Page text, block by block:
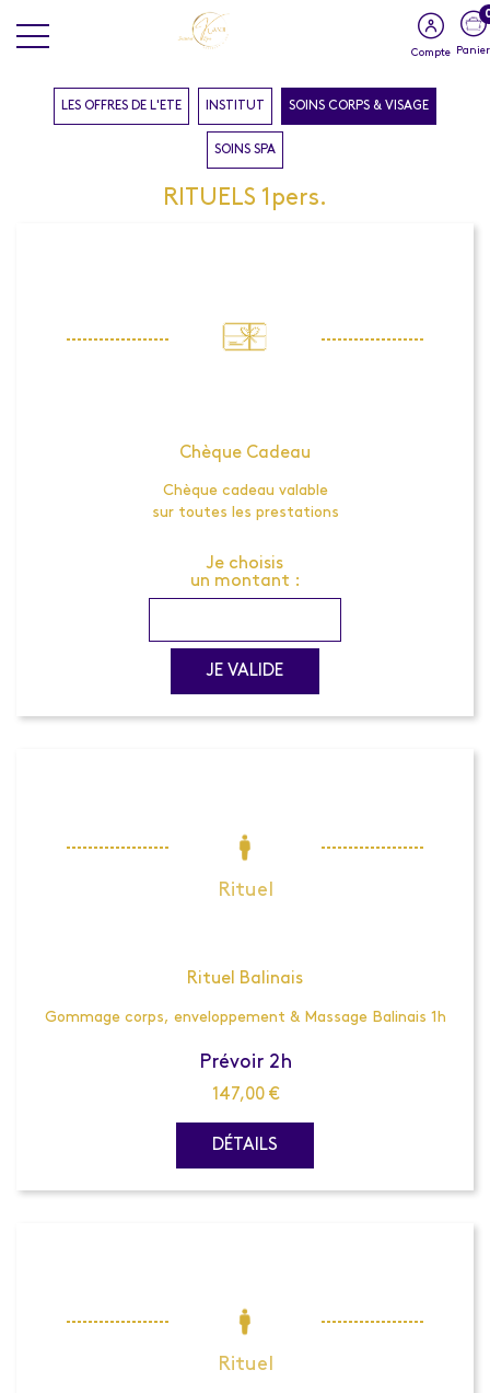
Compte Panier
LES OFFRES DE L'ETE INSTITUT SOINS CORPS & VISAGE
SOINS SPA
RITUELS 1pers.
Chèque Cadeau
Chèque cadeau valable
sur toutes les prestations
Je choisis
un montant :
JE VALIDE
Rituel
Rituel Balinais
Gommage corps, enveloppement & Massage Balinais 1h
Prévoir 2h
147,00 €
DÉTAILS
Rituel